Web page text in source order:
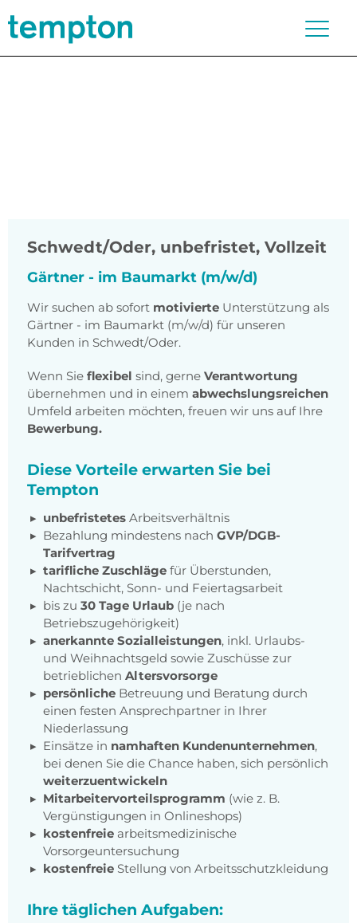
Schwedt/Oder, unbefristet, Vollzeit
Gärtner - im Baumarkt (m/w/d)
Wir suchen ab sofort motivierte Unterstützung als
Gärtner - im Baumarkt (m/w/d) für unseren
Kunden in Schwedt/Oder.
Wenn Sie flexibel sind, gerne Verantwortung
übernehmen und in einem abwechslungsreichen
Umfeld arbeiten möchten, freuen wir uns auf Ihre
Bewerbung.
Diese Vorteile erwarten Sie bei
Tempton
unbefristetes Arbeitsverhältnis
Bezahlung mindestens nach GVP/DGB-
Tarifvertrag
tarifliche Zuschläge für Überstunden,
Nachtschicht, Sonn- und Feiertagsarbeit
bis zu 30 Tage Urlaub (je nach
Betriebszugehörigkeit)
anerkannte Sozialleistungen, inkl. Urlaubs-
und Weihnachtsgeld sowie Zuschüsse zur
betrieblichen Altersvorsorge
persönliche Betreuung und Beratung durch
einen festen Ansprechpartner in Ihrer
Niederlassung
Einsätze in namhaften Kundenunternehmen,
bei denen Sie die Chance haben, sich persönlich
weiterzuentwickeln
Mitarbeitervorteilsprogramm (wie z. B.
Vergünstigungen in Onlineshops)
kostenfreie arbeitsmedizinische
Vorsorgeuntersuchung
kostenfreie Stellung von Arbeitsschutzkleidung
Ihre täglichen Aufgaben: